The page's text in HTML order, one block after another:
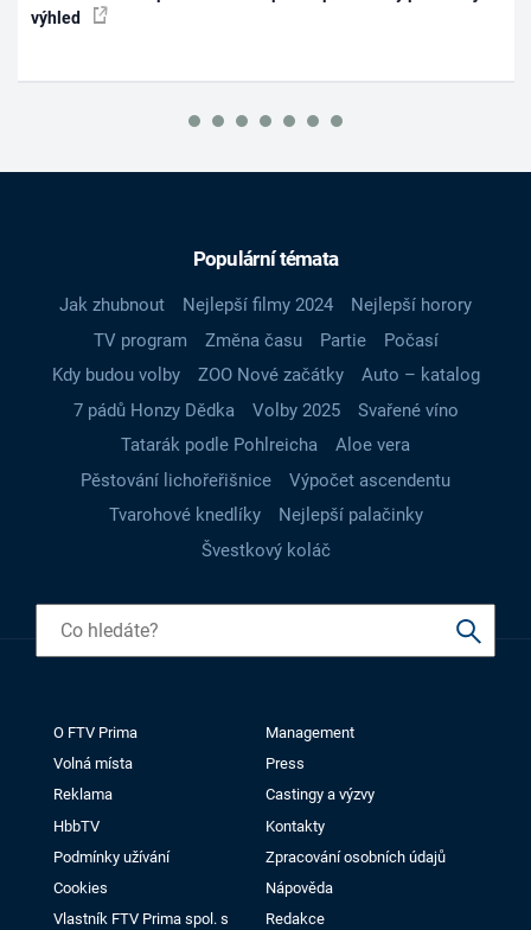
výhled
Populární témata
Jak zhubnout Nejlepší filmy 2024
Nejlepší horory
TV program
Změna času Partie
Počasí
Kdy budou volby
ZOO Nové začátky
Auto – katalog
7 pádů Honzy Dědka
Volby 2025
Svařené víno
Tatarák podle Pohlreicha
Aloe vera
Pěstování lichořeřišnice
Výpočet ascendentu
Tvarohové knedlíky
Nejlepší palačinky
Švestkový koláč
O FTV Prima
Management
Volná místa
Press
Reklama
Castingy a výzvy
HbbTV
Kontakty
Podmínky užívání
Zpracování osobních údajů
Cookies
Nápověda
Vlastník FTV Prima spol. s
Redakce